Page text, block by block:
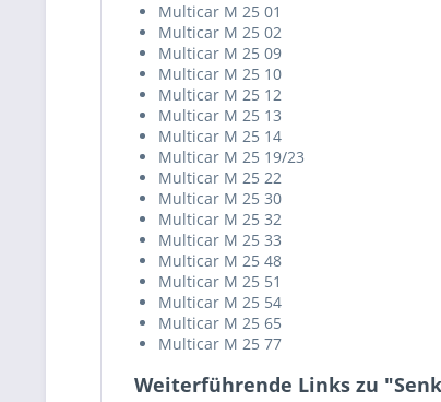
Multicar M 25 01
Multicar M 25 02
Multicar M 25 09
Multicar M 25 10
Multicar M 25 12
Multicar M 25 13
Multicar M 25 14
Multicar M 25 19/23
Multicar M 25 22
Multicar M 25 30
Multicar M 25 32
Multicar M 25 33
Multicar M 25 48
Multicar M 25 51
Multicar M 25 54
Multicar M 25 65
Multicar M 25 77
Weiterführende Links zu